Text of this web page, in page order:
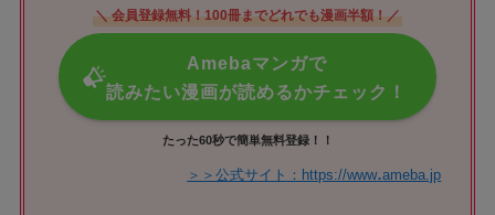
＼ 会員登録無料！100冊までどれでも漫画半額！／
Amebaマンガで
読みたい漫画が読めるかチェック！
たった60秒で簡単無料登録！！
＞＞公式サイト：https://www.ameba.jp